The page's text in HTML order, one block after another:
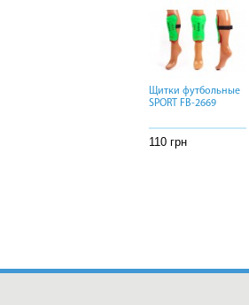
Щитки футбольные
SPORT FB-2669
110 грн